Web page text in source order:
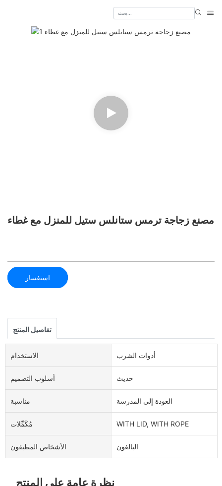
مصنع زجاجة ترمس ستانلس ستيل للمنزل مع غطاء
استفسار
تفاصيل المنتج
الاستخدام أدوات الشرب
أسلوب التصميم حديث
مناسبة العودة إلى المدرسة
مُكَمِّلات WITH LID, WITH ROPE
الأشخاص المطبقون البالغون
نظرة عامة على المنتج